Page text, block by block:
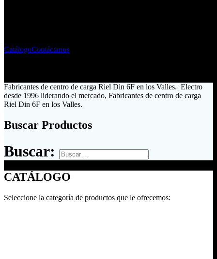
CatálogoContáctanos
Fabricantes de centro de carga Riel Din 6F en los Valles. Electro
desde 1996 liderando el mercado, Fabricantes de centro de carga
Riel Din 6F en los Valles.
Buscar Productos
Buscar:
CATÁLOGO
Seleccione la categoría de productos que le ofrecemos: